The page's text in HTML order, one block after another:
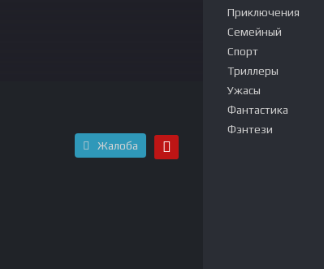
Жалоба
Приключения
Семейный
Спорт
Триллеры
Ужасы
Фантастика
Фэнтези